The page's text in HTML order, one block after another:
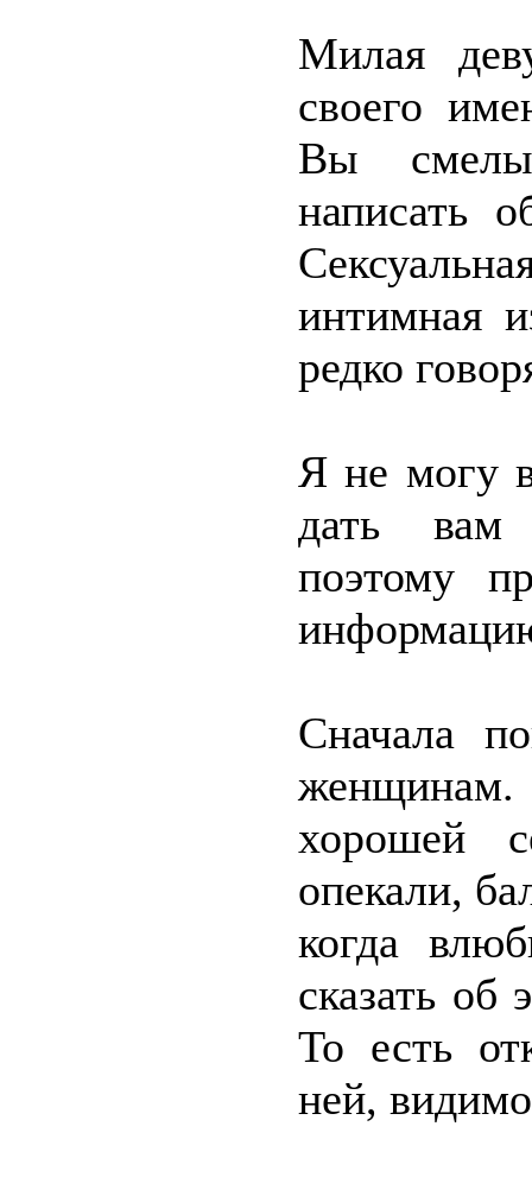
Милая
своего
Вы
написать
интимная
редко
Я не могу
дать вам
поэтому
Сначала
хорошей
опекали,
когда
сказать об
То есть
ней,